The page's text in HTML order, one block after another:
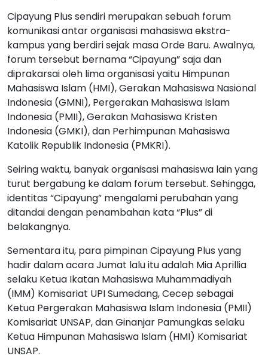
Cipayung Plus sendiri merupakan sebuah forum
komunikasi antar organisasi mahasiswa ekstra-
kampus yang berdiri sejak masa Orde Baru. Awalnya,
forum tersebut bernama “Cipayung” saja dan
diprakarsai oleh lima organisasi yaitu Himpunan
Mahasiswa Islam (HMI), Gerakan Mahasiswa Nasional
Indonesia (GMNI), Pergerakan Mahasiswa Islam
Indonesia (PMII), Gerakan Mahasiswa Kristen
Indonesia (GMKI), dan Perhimpunan Mahasiswa
Katolik Republik Indonesia (PMKRI).
Seiring waktu, banyak organisasi mahasiswa lain yang
turut bergabung ke dalam forum tersebut. Sehingga,
identitas “Cipayung” mengalami perubahan yang
ditandai dengan penambahan kata “Plus” di
belakangnya.
Sementara itu, para pimpinan Cipayung Plus yang
hadir dalam acara Jumat lalu itu adalah Mia Aprillia
selaku Ketua Ikatan Mahasiswa Muhammadiyah
(IMM) Komisariat UPI Sumedang, Cecep sebagai
Ketua Pergerakan Mahasiswa Islam Indonesia (PMII)
Komisariat UNSAP, dan Ginanjar Pamungkas selaku
Ketua Himpunan Mahasiswa Islam (HMI) Komisariat
UNSAP.